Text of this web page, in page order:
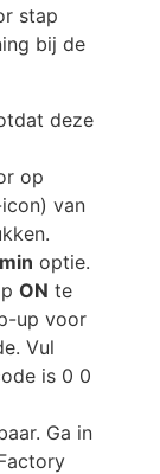
stap
bij de
deze
op
van
optie.
ON te
up voor
Vul
is 0 0
Ga in